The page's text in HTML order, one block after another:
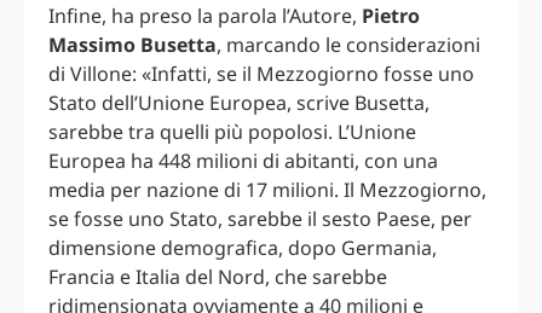
Infine, ha preso la parola l’Autore, Pietro
Massimo Busetta, marcando le considerazioni
di Villone: «Infatti, se il Mezzogiorno fosse uno
Stato dell’Unione Europea, scrive Busetta,
sarebbe tra quelli più popolosi. L’Unione
Europea ha 448 milioni di abitanti, con una
media per nazione di 17 milioni. Il Mezzogiorno,
se fosse uno Stato, sarebbe il sesto Paese, per
dimensione demografica, dopo Germania,
Francia e Italia del Nord, che sarebbe
ridimensionata ovviamente a 40 milioni e